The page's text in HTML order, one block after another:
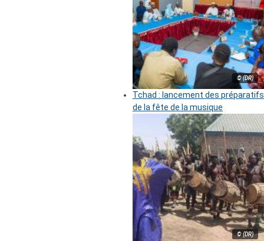
© (DR)
Tchad : lancement des préparatifs
de la fête de la musique
© (DR)